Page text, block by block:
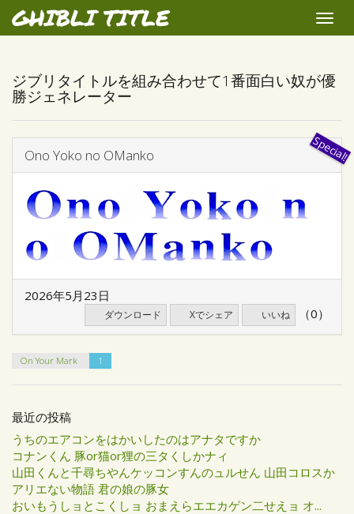
GHIBLI TITLE
Toggle
ジブリタイトルを組み合わせて1番面白い奴が優
勝ジェネレーター
Ono Yoko no OManko
2026年5月23日
ダウンロード Xでシェア いいね （0）
On Your Mark 1
最近の投稿
うちのエアコンをはかいしたのはアナタですか
コナンくん 豚or猫or狸の三タくしかナィ
山田くんと千尋ちやんケッコンすんのュルせん 山田コロスか
アリエない物語 君の娘の豚女
おいもうしョとこくしョ おまえらエエカゲン二せえョ オ...